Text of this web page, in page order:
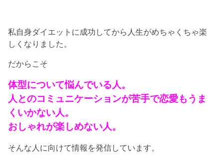
私自身ダイエットに成功してから人生がめちゃくちゃ楽
しくなりました。
だからこそ
体型について悩んでいる人。
人とのコミュニケーションが苦手で恋愛もうま
くいかない人。
おしゃれが楽しめない人。
そんな人に向けて情報を発信しています。